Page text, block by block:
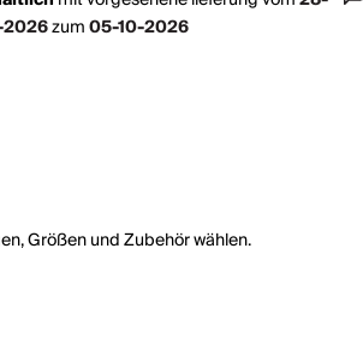
zum05-10-2026
Größen und Zubehör wählen.